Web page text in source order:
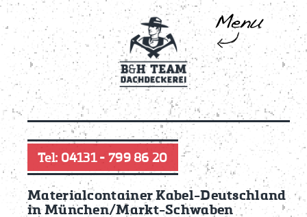
Tel: 04131 - 799 86 20
Materialcontainer Kabel-Deutschland
in München/Markt-Schwaben